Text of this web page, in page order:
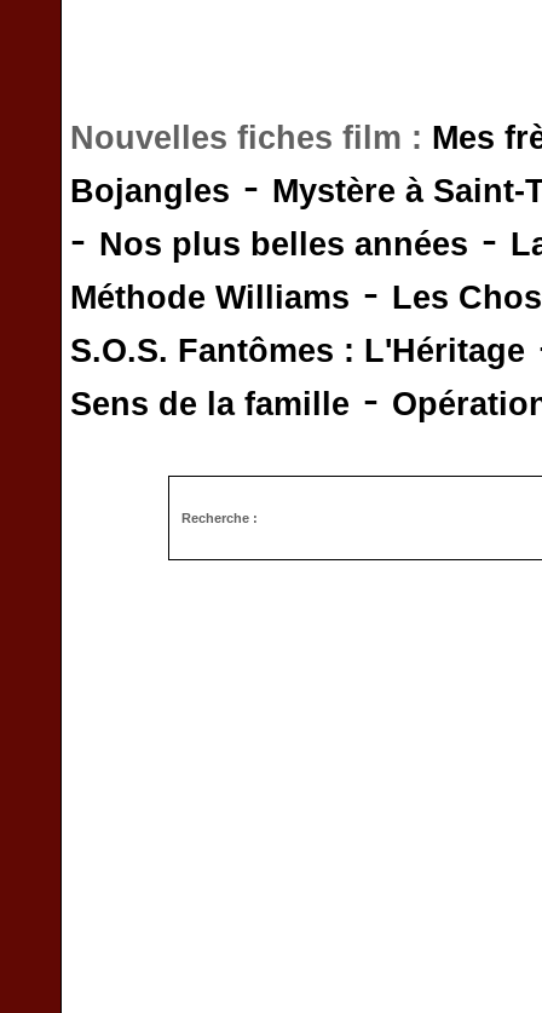
Nouvelles fiches film : Mes
Bojangles - Mystère à Saint-
- Nos plus belles années -
Méthode Williams - Les
S.O.S. Fantômes : L'Héritage
Sens de la famille -
Recherche :